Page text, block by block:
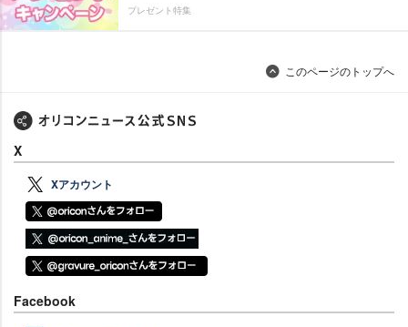
プレゼント特集
このページのトップへ
X
Xアカウント
Facebook